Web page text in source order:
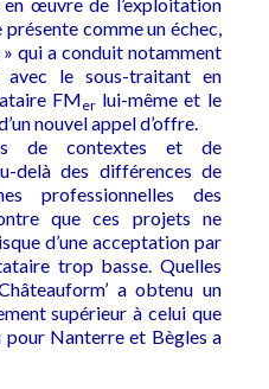
comme un échec,
» qui a conduit notamment
le sous-traitant en
FMer lui-même et le
nouvel appel d’offre.
de contextes et de
delà des différences de
professionnelles des
que ces projets ne
d’une acceptation par
trop basse. Quelles
a obtenu un
supérieur à celui que
Nanterre et Bègles a